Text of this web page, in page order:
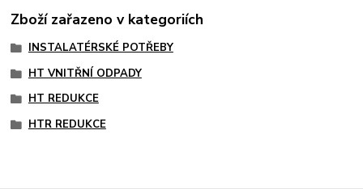
Zboží zařazeno v kategoriích
INSTALATÉRSKÉ POTŘEBY
HT VNITŘNÍ ODPADY
HT REDUKCE
HTR REDUKCE